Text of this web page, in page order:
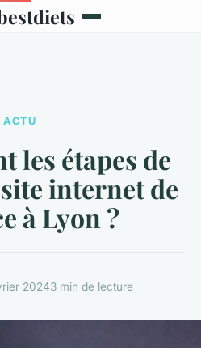
ACTU
les étapes de
internet de
à Lyon ?
20243 min de lecture